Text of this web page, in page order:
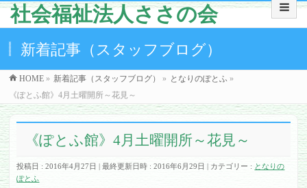
社会福祉法人ささの会
新着記事（スタッフブログ）
HOME » 新着記事（スタッフブログ） » となりのぽとふ »
《ぽとふ館》4月土曜開所～花見～
《ぽとふ館》4月土曜開所～花見～
投稿日 : 2016年4月27日 最終更新日時 : 2016年6月29日 カテゴリー : となりの
ぽとふ